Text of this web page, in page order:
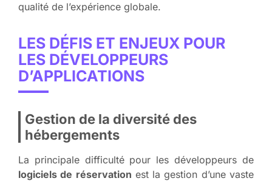
qualité de l’expérience globale.
LES DÉFIS ET ENJEUX POUR
LES DÉVELOPPEURS
D’APPLICATIONS
Gestion de la diversité des
hébergements
La principale difficulté pour les développeurs de
logiciels de réservation est la gestion d’une vaste